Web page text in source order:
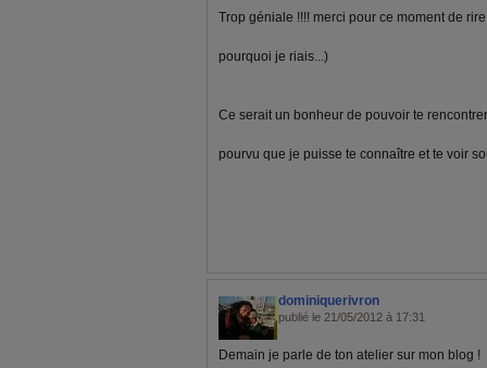
Trop géniale !!!! merci pour ce moment de
pourquoi je riais...)
Ce serait un bonheur de pouvoir te
pourvu que je puisse te connaître et te voir
dominiquerivron
publié le 21/05/2012 à 17:31
Demain je parle de ton atelier sur mon blog !